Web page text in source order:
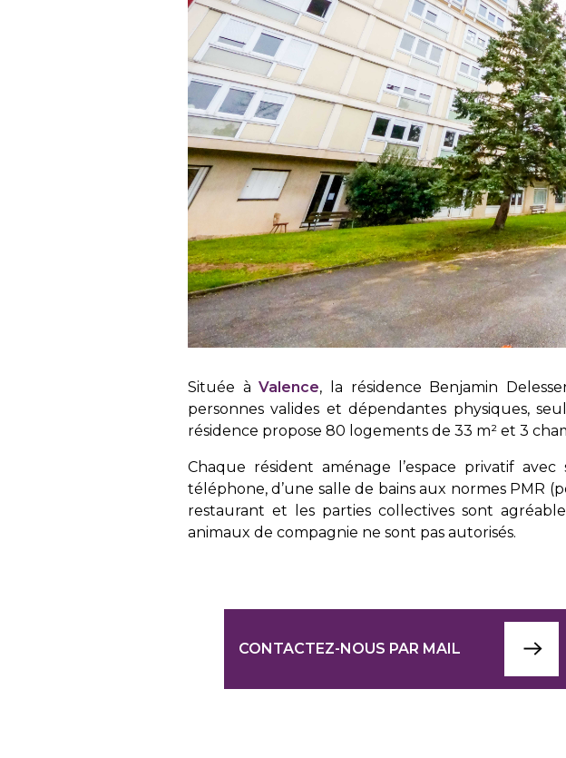
Située àValence, la résidence Benjamin
personnes valides et dépendantes physiques,
résidence propose 80 logements de 33 m² et 3
Chaque résident aménage l’espace privatif
téléphone, d’une salle de bains aux normes PMR
restaurant et les parties collectives sont
animaux de compagnie ne sont pas autorisés.
CONTACTEZ-NOUS PAR MAIL